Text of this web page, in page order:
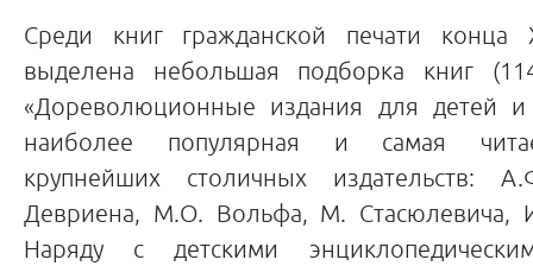
Среди книг гражданской печати конца
выделена небольшая подборка книг
«Дореволюционные издания для детей
наиболее популярная и самая
крупнейших столичных издательств:
Девриена, М.О. Вольфа, М. Стасюлевича,
Наряду с детскими